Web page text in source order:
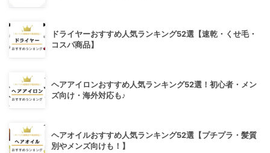
ドライヤーおすすめ人気ランキング52選【速乾・くせ毛・
コスパ商品】
ヘアアイロンおすすめ人気ランキング52選！初心者・メン
ズ向け・海外対応も♪
ヘアオイルおすすめ人気ランキング52選【プチプラ・髪質
別やメンズ向けも！】